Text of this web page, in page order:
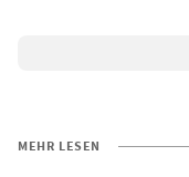
MEHR LESEN